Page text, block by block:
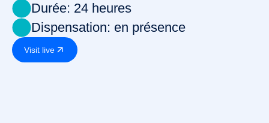
Durée: 24 heures
Dispensation: en présence
Visit live